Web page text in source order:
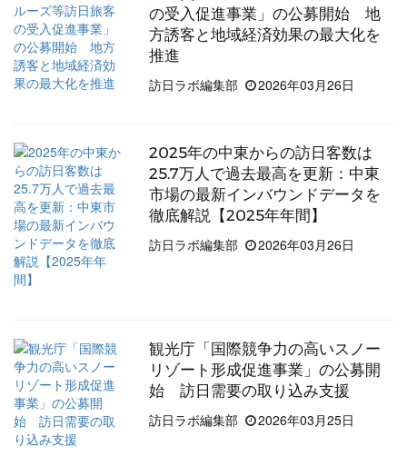
の受入促進事業」の公募開始 地
方誘客と地域経済効果の最大化を
推進
訪日ラボ編集部
2026年03月26日
2025年の中東からの訪日客数は
25.7万人で過去最高を更新：中東
市場の最新インバウンドデータを
徹底解説【2025年年間】
訪日ラボ編集部
2026年03月26日
観光庁「国際競争力の高いスノー
リゾート形成促進事業」の公募開
始 訪日需要の取り込み支援
訪日ラボ編集部
2026年03月25日